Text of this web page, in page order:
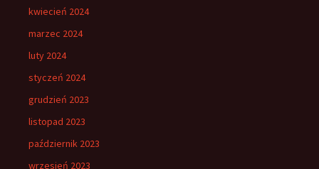
kwiecień 2024
marzec 2024
luty 2024
styczeń 2024
grudzień 2023
listopad 2023
październik 2023
wrzesień 2023